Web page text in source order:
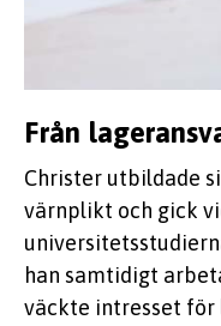
Från
Christer utbildade
värnplikt och gick
han samtidigt
väckte intresset